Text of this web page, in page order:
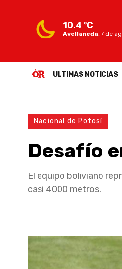
10.4 ºC
Avellaneda, 7 de
ULTIMAS NOTICIAS
Nacional de Potosí
Desafío
El equipo boliviano
casi 4000 metros.